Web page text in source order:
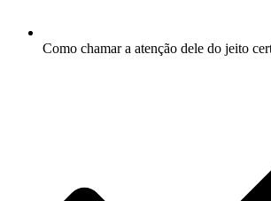
Como chamar a atenção dele do jeito